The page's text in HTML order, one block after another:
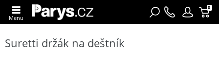
0
Menu
Suretti držák na deštník